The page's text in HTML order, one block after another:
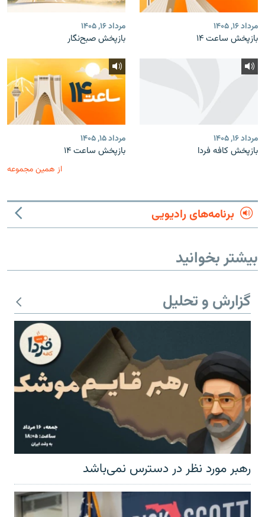
مرداد ۱۶, ۱۴۰۵
بازپخش ساعت ۱۴
مرداد ۱۶, ۱۴۰۵
بازپخش صبح‌نگار
مرداد ۱۶, ۱۴۰۵
بازپخش کافه فردا
مرداد ۱۵, ۱۴۰۵
بازپخش ساعت ۱۴
از همین مجموعه
برنامه‌های رادیویی
بیشتر بخوانید
گزارش و تحلیل
رهبر مورد نظر در دسترس نمی‌باشد